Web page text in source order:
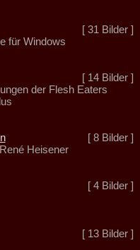
[ 31 Bilder ]
für Windows
[ 14 Bilder ]
der Flesh Eaters
[ 8 Bilder ]
Heisener
[ 4 Bilder ]
[ 13 Bilder ]